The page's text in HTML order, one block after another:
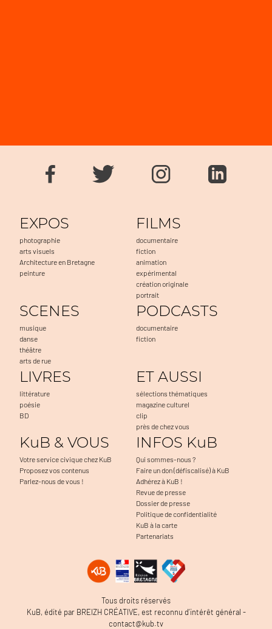
EXPOS
photographie
arts visuels
Architecture en Bretagne
peinture
FILMS
documentaire
fiction
animation
expérimental
création originale
portrait
SCENES
musique
danse
théâtre
arts de rue
PODCASTS
documentaire
fiction
LIVRES
littérature
poésie
BD
ET AUSSI
sélections thématiques
magazine culturel
clip
près de chez vous
KuB & VOUS
Votre service civique chez KuB
Proposez vos contenus
Parlez-nous de vous !
INFOS KuB
Qui sommes-nous ?
Faire un don (défiscalisé) à KuB
Adhérez à KuB !
Revue de presse
Dossier de presse
Politique de confidentialité
KuB à la carte
Partenariats
Tous droits réservés
KuB, édité par BREIZH CRÉATIVE, est reconnu d’intérêt général -
contact@kub.tv